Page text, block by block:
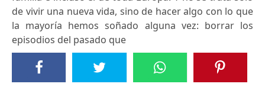
de vivir una nueva vida, sino de hacer algo con lo que
la mayoría hemos soñado alguna vez: borrar los
episodios del pasado que